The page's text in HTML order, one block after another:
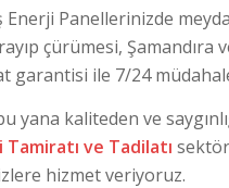
Enerji Panellerinizde
çürümesi, Şamandıra
garantisi ile 7/24
yana kaliteden ve
Tamiratı ve Tadilatı
hizmet veriyoruz.